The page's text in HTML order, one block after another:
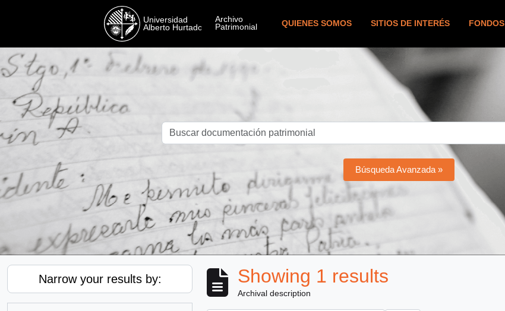
QUIENES SOMOS SITIOS DE INTERÉS FONDOS
Búsqueda Avanzada »
Narrow your results by: Showing 1 results
Archival description